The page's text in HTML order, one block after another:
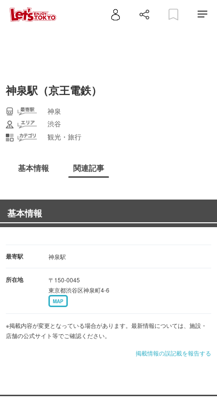
神泉駅（京王電鉄）
神泉
渋谷
観光・旅行
基本情報 関連記事
基本情報
最寄駅 神泉駅
所在地
〒150-0045
東京都渋谷区神泉町4-6
MAP
※掲載内容が変更となっている場合があります。最新情報については、施設・
店舗の公式サイト等でご確認ください。
掲載情報の誤記載を報告する